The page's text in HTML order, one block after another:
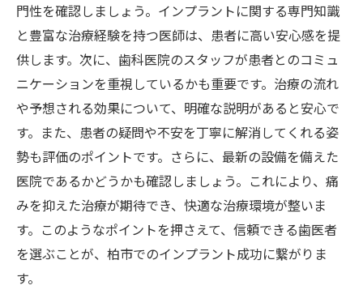
門性を確認しましょう。インプラントに関する専門知識
と豊富な治療経験を持つ医師は、患者に高い安心感を提
供します。次に、歯科医院のスタッフが患者とのコミュ
ニケーションを重視しているかも重要です。治療の流れ
や予想される効果について、明確な説明があると安心で
す。また、患者の疑問や不安を丁寧に解消してくれる姿
勢も評価のポイントです。さらに、最新の設備を備えた
医院であるかどうかも確認しましょう。これにより、痛
みを抑えた治療が期待でき、快適な治療環境が整いま
す。このようなポイントを押さえて、信頼できる歯医者
を選ぶことが、柏市でのインプラント成功に繋がりま
す。